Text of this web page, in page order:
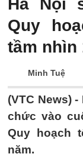
Hà Nội
Quy
tầm nhìn
Minh Tuệ
(VTC News) -
chức vào
Quy hoạch
năm.